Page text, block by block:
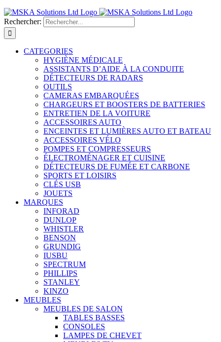
Rechercher:
CATEGORIES
HYGIÈNE MÉDICALE
ASSISTANTS D’AIDE À LA CONDUITE
DÉTECTEURS DE RADARS
OUTILS
CAMERAS EMBARQUÉES
CHARGEURS ET BOOSTERS DE BATTERIES
ENTRETIEN DE LA VOITURE
ACCESSOIRES AUTO
ENCEINTES ET LUMIÈRES AUTO ET BATEAU
ACCESSOIRES VÉLO
POMPES ET COMPRESSEURS
ÉLECTROMÉNAGER ET CUISINE
DÉTECTEURS DE FUMÉE ET CARBONE
SPORTS ET LOISIRS
CLÉS USB
JOUETS
MARQUES
INFORAD
DUNLOP
WHISTLER
BENSON
GRUNDIG
IUSBU
SPECTRUM
PHILLIPS
STANLEY
KINZO
MEUBLES
MEUBLES DE SALON
TABLES BASSES
CONSOLES
LAMPES DE CHEVET